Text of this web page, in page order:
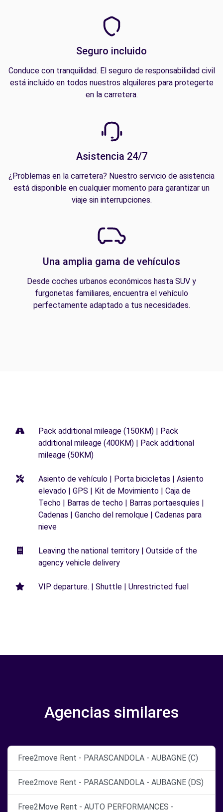
Seguro incluido
Conduce con tranquilidad. El seguro de responsabilidad civil
está incluido en todos nuestros alquileres para protegerte
en la carretera.
Asistencia 24/7
¿Problemas en la carretera? Nuestro servicio de asistencia
está disponible en cualquier momento para garantizar un
viaje sin interrupciones.
Una amplia gama de vehículos
Desde coches urbanos económicos hasta SUV y
furgonetas familiares, encuentra el vehículo
perfectamente adaptado a tus necesidades.
Pack additional mileage (150KM) | Pack
additional mileage (400KM) | Pack additional
mileage (50KM)
Asiento de vehículo | Porta bicicletas | Asiento
elevado | GPS | Kit de Movimiento | Caja de
Techo | Barras de techo | Barras portaesquíes |
Cadenas | Gancho del remolque | Cadenas para
nieve
Leaving the national territory | Outside of the
agency vehicle delivery
VIP departure. | Shuttle | Unrestricted fuel
Agencias similares
Free2move Rent - PARASCANDOLA - AUBAGNE (C)
Free2move Rent - PARASCANDOLA - AUBAGNE (DS)
Free2Move Rent - AUTO PERFORMANCES -